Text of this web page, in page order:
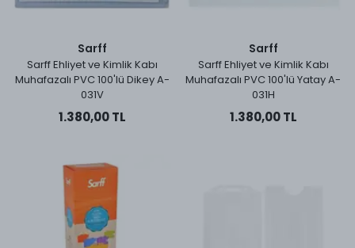
Sarff
Sarff Ehliyet ve Kimlik Kabı
Muhafazalı PVC 100'lü Dikey A-
031V
1.380,00 TL
Sarff
Sarff Ehliyet ve Kimlik Kabı
Muhafazalı PVC 100'lü Yatay A-
031H
1.380,00 TL